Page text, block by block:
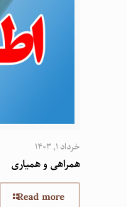
خرداد 1, 1403
همراهی و همیاری
Read more